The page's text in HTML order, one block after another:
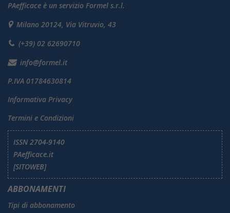
PAefficace è un servizio Formel s.r.l.
Milano 20124, Via Vitruvio, 43
(+39) 02 62690710
info@formel.it
P.IVA 01784630814
Informativa Privacy
Termini e Condizioni
ISSN 2704-9140
PAefficace.it
[SITOWEB]
ABBONAMENTI
Tipi di abbonamento